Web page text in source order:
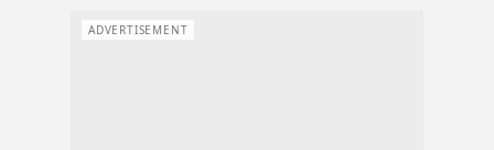
ADVERTISEMENT